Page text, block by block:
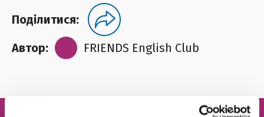
Поділитися:
Автор:
FRIENDS English Club